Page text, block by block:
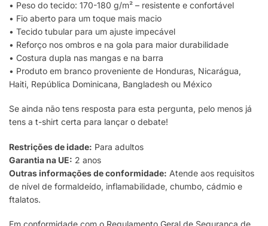
• Peso do tecido: 170-180 g/m² – resistente e confortável
• Fio aberto para um toque mais macio
• Tecido tubular para um ajuste impecável
• Reforço nos ombros e na gola para maior durabilidade
• Costura dupla nas mangas e na barra
• Produto em branco proveniente de Honduras, Nicarágua,
Haiti, República Dominicana, Bangladesh ou México
Se ainda não tens resposta para esta pergunta, pelo menos já
tens a t-shirt certa para lançar o debate!
Restrições de idade: Para adultos
Garantia na UE: 2 anos
Outras informações de conformidade: Atende aos requisitos
de nível de formaldeído, inflamabilidade, chumbo, cádmio e
ftalatos.